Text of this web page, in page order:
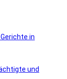
in
und